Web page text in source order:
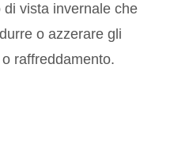
vista invernale che
o azzerare gli
raffreddamento.